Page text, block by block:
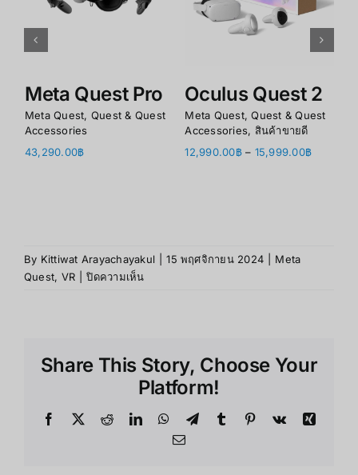
฿.
Meta Quest Pro
Meta Quest, Quest & Quest
Accessories
43,290.00฿
Oculus Quest 2
Meta Quest, Quest & Quest
Accessories, สินค้าขายดี
12,990.00฿ – 15,999.00฿Price
By Kittiwat Arayachayakul | 15 พฤศจิกายน 2024 | Meta
Quest VR | ปิดความเห็น
3S
รีวิว
แกะ
กล่อง
Share This Story, Choose Your
Platform!
Facebook
X RedditLinkedInWhatsApp
TelegramTumblr Pinterest
Vk
Xing
Email